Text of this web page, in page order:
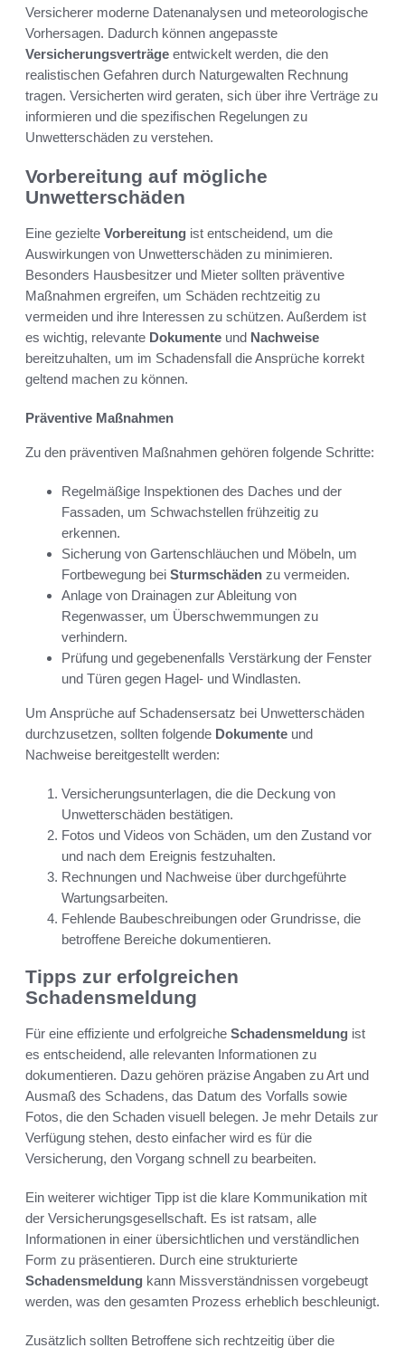
Versicherer moderne Datenanalysen und meteorologische
Vorhersagen. Dadurch können angepasste
Versicherungsverträge entwickelt werden, die den
realistischen Gefahren durch Naturgewalten Rechnung
tragen. Versicherten wird geraten, sich über ihre Verträge zu
informieren und die spezifischen Regelungen zu
Unwetterschäden zu verstehen.
Vorbereitung auf mögliche
Unwetterschäden
Eine gezielte Vorbereitung ist entscheidend, um die
Auswirkungen von Unwetterschäden zu minimieren.
Besonders Hausbesitzer und Mieter sollten präventive
Maßnahmen ergreifen, um Schäden rechtzeitig zu
vermeiden und ihre Interessen zu schützen. Außerdem ist
es wichtig, relevante Dokumente und Nachweise
bereitzuhalten, um im Schadensfall die Ansprüche korrekt
geltend machen zu können.
Präventive Maßnahmen
Zu den präventiven Maßnahmen gehören folgende Schritte:
Regelmäßige Inspektionen des Daches und der
Fassaden, um Schwachstellen frühzeitig zu
erkennen.
Sicherung von Gartenschläuchen und Möbeln, um
Fortbewegung bei Sturmschäden zu vermeiden.
Anlage von Drainagen zur Ableitung von
Regenwasser, um Überschwemmungen zu
verhindern.
Prüfung und gegebenenfalls Verstärkung der Fenster
und Türen gegen Hagel- und Windlasten.
Um Ansprüche auf Schadensersatz bei Unwetterschäden
durchzusetzen, sollten folgende Dokumente und
Nachweise bereitgestellt werden:
Versicherungsunterlagen, die die Deckung von
Unwetterschäden bestätigen.
Fotos und Videos von Schäden, um den Zustand vor
und nach dem Ereignis festzuhalten.
Rechnungen und Nachweise über durchgeführte
Wartungsarbeiten.
Fehlende Baubeschreibungen oder Grundrisse, die
betroffene Bereiche dokumentieren.
Tipps zur erfolgreichen
Schadensmeldung
Für eine effiziente und erfolgreiche Schadensmeldung ist
es entscheidend, alle relevanten Informationen zu
dokumentieren. Dazu gehören präzise Angaben zu Art und
Ausmaß des Schadens, das Datum des Vorfalls sowie
Fotos, die den Schaden visuell belegen. Je mehr Details zur
Verfügung stehen, desto einfacher wird es für die
Versicherung, den Vorgang schnell zu bearbeiten.
Ein weiterer wichtiger Tipp ist die klare Kommunikation mit
der Versicherungsgesellschaft. Es ist ratsam, alle
Informationen in einer übersichtlichen und verständlichen
Form zu präsentieren. Durch eine strukturierte
Schadensmeldung kann Missverständnissen vorgebeugt
werden, was den gesamten Prozess erheblich beschleunigt.
Zusätzlich sollten Betroffene sich rechtzeitig über die